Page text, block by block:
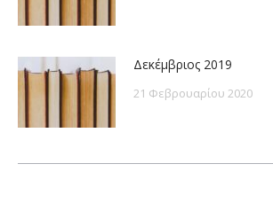
Δεκέμβριος 2019
21 Φεβρουαρίου 2020